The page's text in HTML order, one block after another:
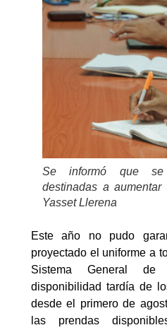
Se informó que se
destinadas a
Yasset Llerena
Este año no pudo
proyectado el uniforme a
Sistema General
disponibilidad tardía de
desde el primero de
las prendas